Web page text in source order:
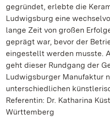
gegründet, erlebte die
Ludwigsburg eine
lange Zeit von großen
geprägt war, bevor der
eingestellt werden musste.
geht dieser Rundgang der
Ludwigsburger Manufaktur
unterschiedlichen
Referentin: Dr. Katharina
Württemberg